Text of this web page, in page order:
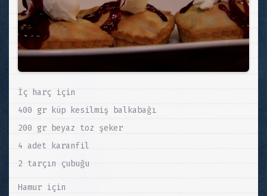
İç harç için
400 gr küp kesilmiş balkabağı
200 gr beyaz toz şeker
4 adet karanfil
2 tarçın çubuğu
Hamur için